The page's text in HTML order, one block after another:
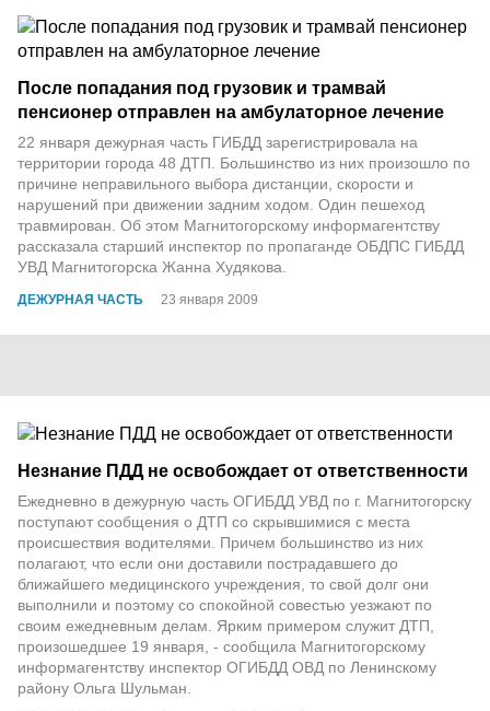
ДЕЖУРНАЯ ЧАСТЬ 23 января 2009
После попадания под грузовик и трамвай
пенсионер отправлен на амбулаторное лечение
22 января дежурная часть ГИБДД зарегистрировала на
территории города 48 ДТП. Большинство из них произошло по
причине неправильного выбора дистанции, скорости и
нарушений при движении задним ходом. Один пешеход
травмирован. Об этом Магнитогорскому информагентству
рассказала старший инспектор по пропаганде ОБДПС ГИБДД
УВД Магнитогорска Жанна Худякова.
Незнание ПДД не освобождает от ответственности
Ежедневно в дежурную часть ОГИБДД УВД по г. Магнитогорску
поступают сообщения о ДТП со скрывшимися с места
происшествия водителями. Причем большинство из них
полагают, что если они доставили пострадавшего до
ближайшего медицинского учреждения, то свой долг они
выполнили и поэтому со спокойной совестью уезжают по
своим ежедневным делам. Ярким примером служит ДТП,
произошедшее 19 января, - сообщила Магнитогорскому
информагентству инспектор ОГИБДД ОВД по Ленинскому
району Ольга Шульман.